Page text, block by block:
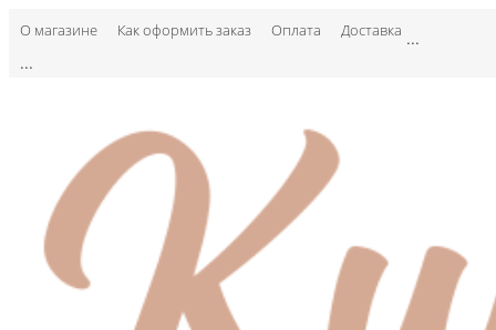
О магазине Как оформить заказ Оплата Доставка ...
...